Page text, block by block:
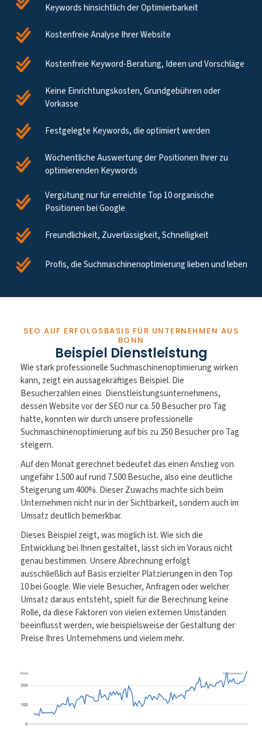
Keywords hinsichtlich der Optimierbarkeit
Kostenfreie Analyse Ihrer Website
Kostenfreie Keyword-Beratung, Ideen und Vorschläge
Keine Einrichtungskosten, Grundgebühren oder
Vorkasse
Festgelegte Keywords, die optimiert werden
Wöchentliche Auswertung der Positionen Ihrer zu
optimierenden Keywords
Vergütung nur für erreichte Top 10 organische
Positionen bei Google
Freundlichkeit, Zuverlässigkeit, Schnelligkeit
Profis, die Suchmaschinenoptimierung lieben und leben
SEO AUF ERFOLGSBASIS FÜR UNTERNEHMEN AUS
BONN
Beispiel Dienstleistung
Wie stark professionelle Suchmaschinenoptimierung wirken
kann, zeigt ein aussagekräftiges Beispiel. Die
Besucherzahlen eines Dienstleistungsunternehmens,
dessen Website vor der SEO nur ca. 50 Besucher pro Tag
hatte, konnten wir durch unsere professionelle
Suchmaschinenoptimierung auf bis zu 250 Besucher pro Tag
steigern.
Auf den Monat gerechnet bedeutet das einen Anstieg von
ungefähr 1.500 auf rund 7.500 Besuche, also eine deutliche
Steigerung um 400%. Dieser Zuwachs machte sich beim
Unternehmen nicht nur in der Sichtbarkeit, sondern auch im
Umsatz deutlich bemerkbar.
Dieses Beispiel zeigt, was möglich ist. Wie sich die
Entwicklung bei Ihnen gestaltet, lässt sich im Voraus nicht
genau bestimmen. Unsere Abrechnung erfolgt
ausschließlich auf Basis erzielter Platzierungen in den Top
10 bei Google. Wie viele Besucher, Anfragen oder welcher
Umsatz daraus entsteht, spielt für die Berechnung keine
Rolle, da diese Faktoren von vielen externen Umständen
beeinflusst werden, wie beispielsweise der Gestaltung der
Preise Ihres Unternehmens und vielem mehr.